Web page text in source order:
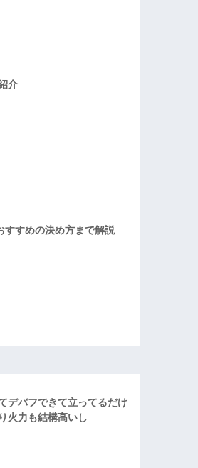
介
すすめの決め方まで解説
デバフできて立ってるだけ
火力も結構高いし